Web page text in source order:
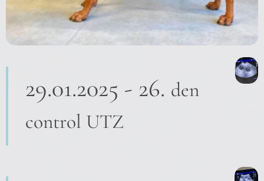
29.01.2025 - 26. den
control UTZ